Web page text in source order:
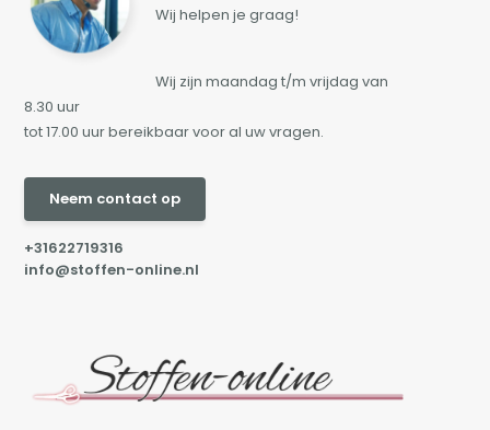
Wij helpen je graag!
Wij zijn maandag t/m vrijdag van
8.30 uur
tot 17.00 uur bereikbaar voor al uw vragen.
Neem contact op
+31622719316
info@stoffen-online.nl